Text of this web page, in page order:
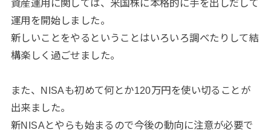
資産運用に関しては、米国株に本格的に手を出しだして
運用を開始しました。
新しいことをやるということはいろいろ調べたりして結
構楽しく過ごせました。
また、NISAも初めて何とか120万円を使い切ることが
出来ました。
新NISAとやらも始まるので今後の動向に注意が必要で